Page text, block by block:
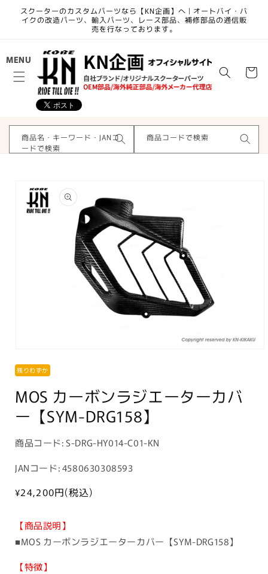
ンツに
進む
スクーターのカスタムパーツなら【KN企画】へ | オートバイ・バ
イクの改造パーツ、輸入パーツ、レース部品、補修部品の通信販
売を行なっております。
MENU
ー
商品名・キーワード・JANコ
ードで検索
商品コードで検索
報にス
キップ
ー
ダ
で
デ
ア
(1)
開
残りわずか
MOS カーボンラジエーターカバ
ー【SYM-DRG158】
商品コード:商
コ
ー
S-DRG-HY014-C01-KN
JANコード: 4580630308593
通
価
格
¥24,200円(税込)
【商品説明】
■MOS カーボンラジエーターカバー【SYM-DRG158】
【特徴】